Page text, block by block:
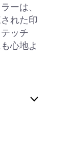
ーは、
れた印
ッチ
心地よ